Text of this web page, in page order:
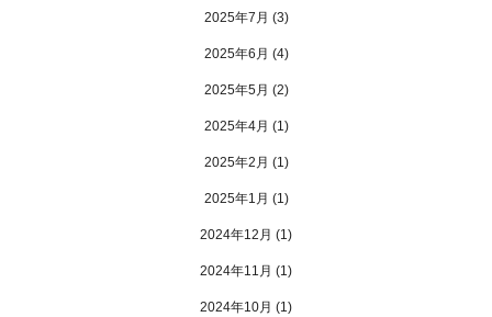
2025年7月 (3)
2025年6月 (4)
2025年5月 (2)
2025年4月 (1)
2025年2月 (1)
2025年1月 (1)
2024年12月 (1)
2024年11月 (1)
2024年10月 (1)